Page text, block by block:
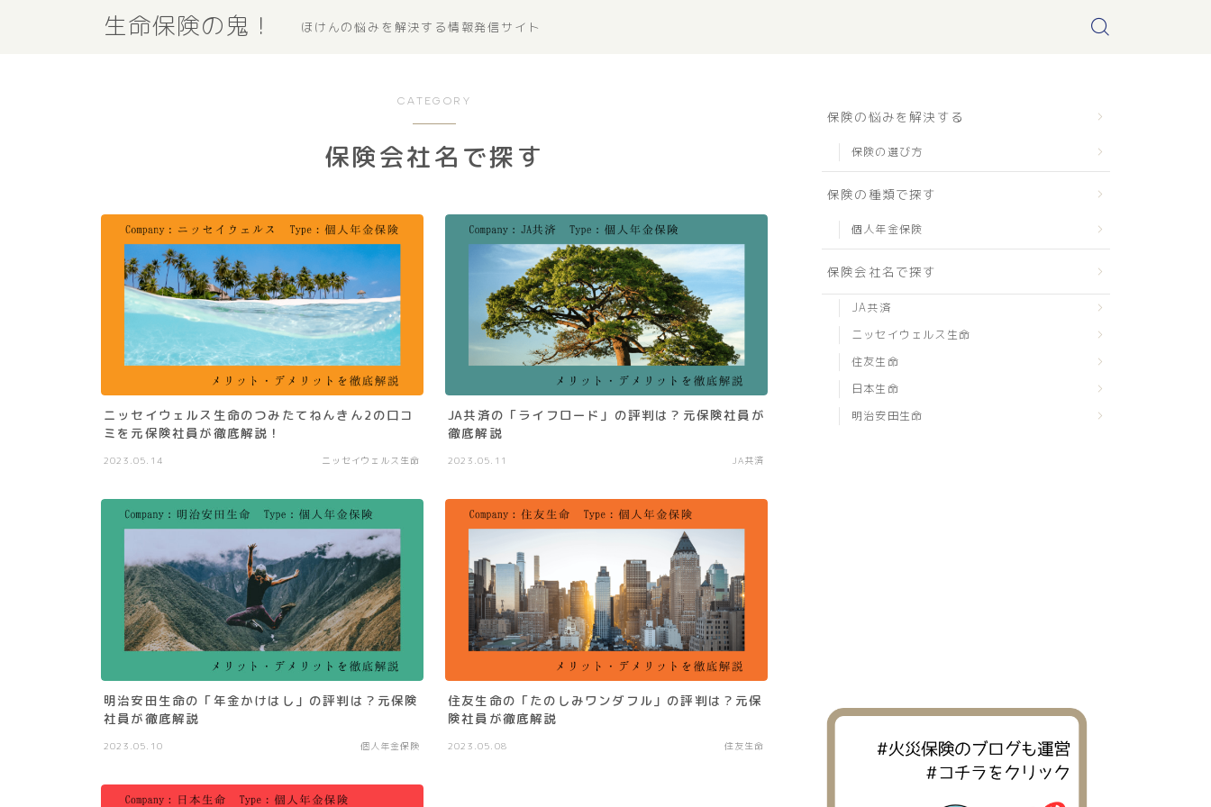
生命保険の鬼！ ほけんの悩みを解決する情報発信サイト
CATEGORY
保険会社名で探す
ニッセイウェルス生命のつみたてねんきん2の口コ
ミを元保険社員が徹底解説！
2023.05.14 ニッセイウェルス生命
JA共済の「ライフロード」の評判は？元保険社員が
徹底解説
2023.05.11 JA共済
明治安田生命の「年金かけはし」の評判は？元保険
社員が徹底解説
2023.05.10 個人年金保険
住友生命の「たのしみワンダフル」の評判は？元保
険社員が徹底解説
2023.05.08 住友生命
保険の悩みを解決する
保険の選び方
保険の種類で探す
個人年金保険
保険会社名で探す
JA共済
ニッセイウェルス生命
住友生命
日本生命
明治安田生命